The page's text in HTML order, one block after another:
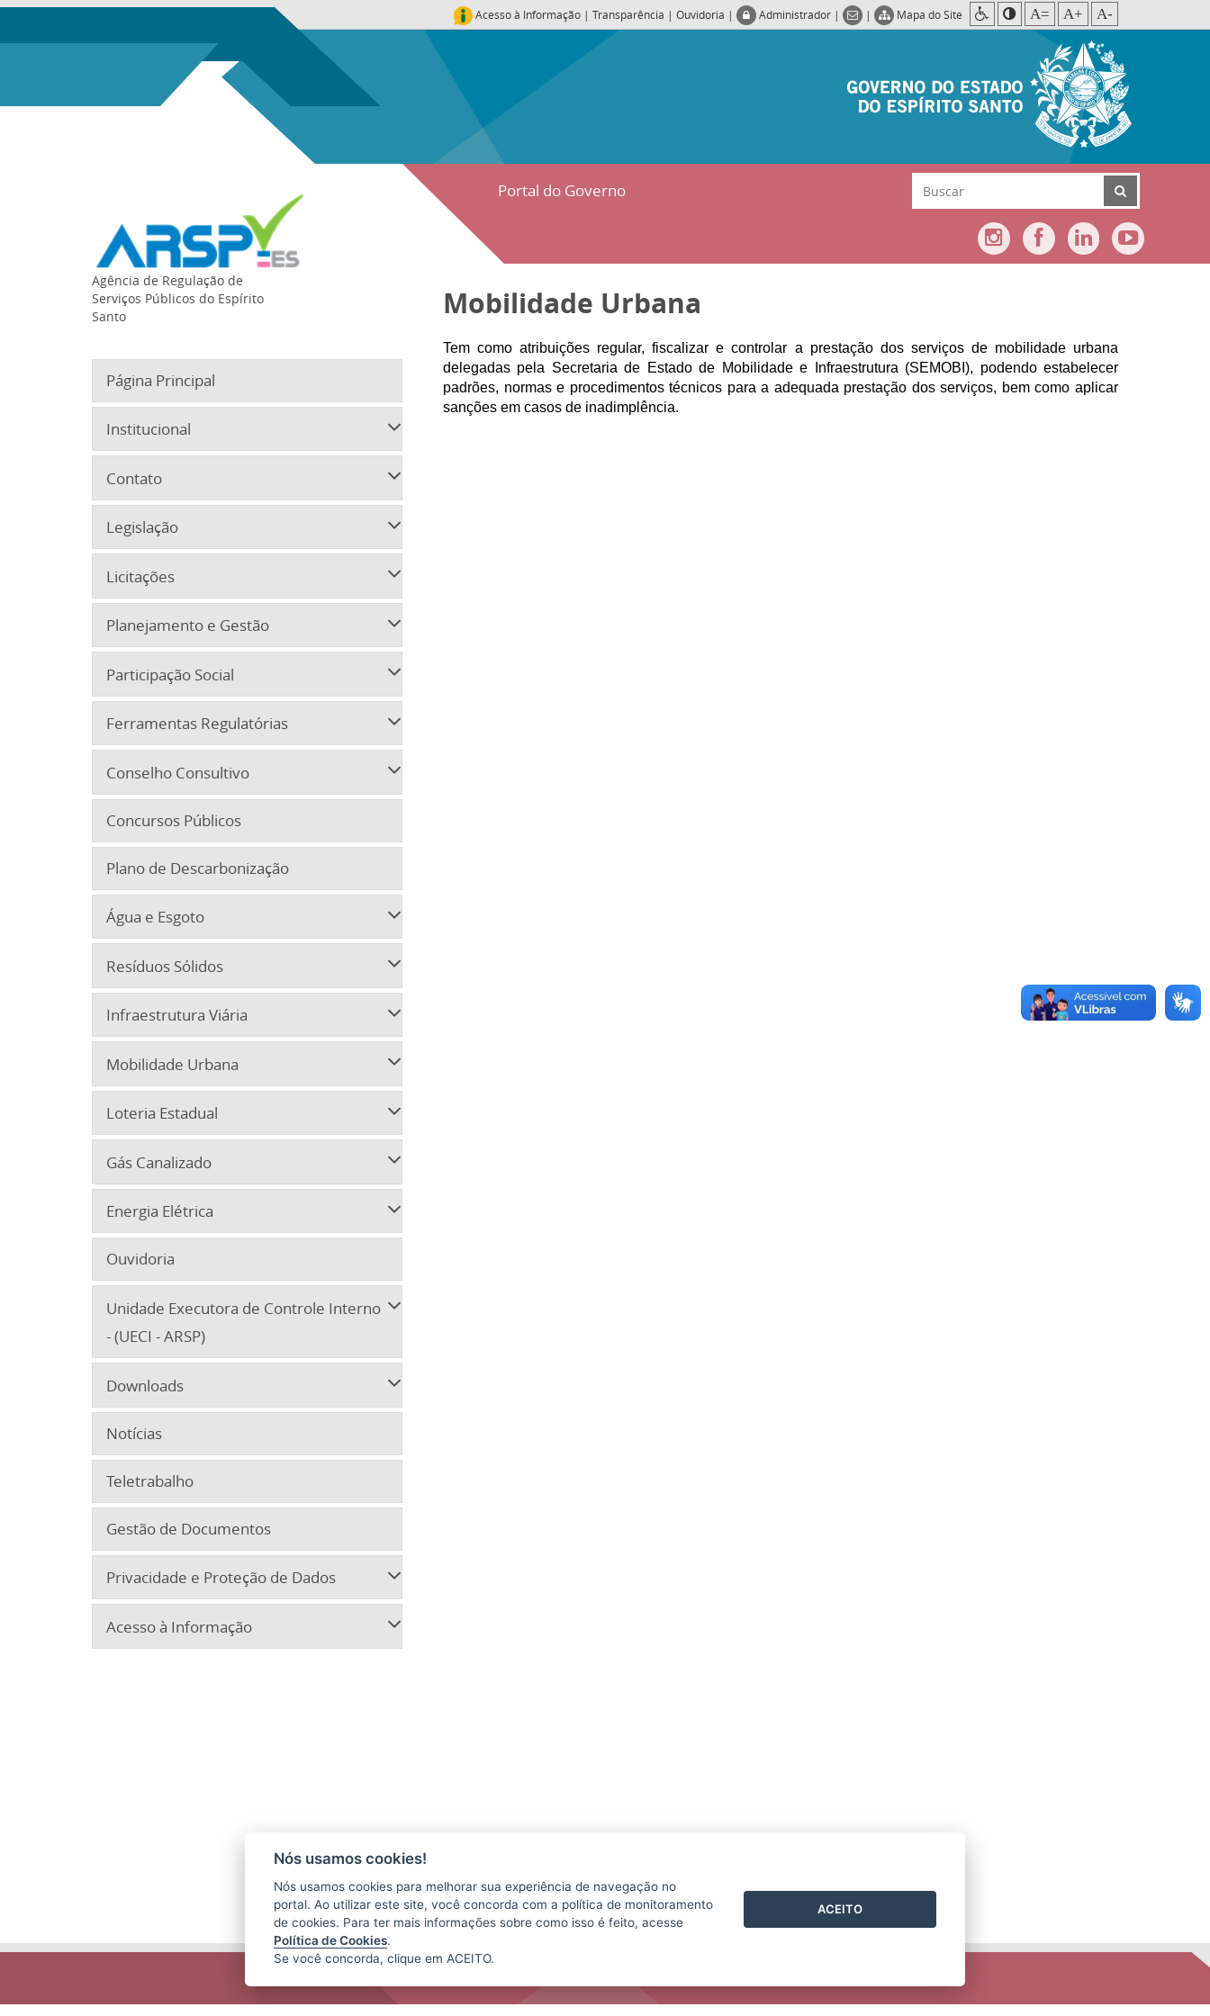
Acesso à Informação | Transparência | Ouvidoria | Administrador | | Mapa do Site A= A+ A-
Portal do Governo
Agência de Regulação de
Serviços Públicos do Espírito
Santo
Página Principal
Institucional
Contato
Legislação
Licitações
Planejamento e Gestão
Participação Social
Ferramentas Regulatórias
Conselho Consultivo
Concursos Públicos
Plano de Descarbonização
Água e Esgoto
Resíduos Sólidos
Infraestrutura Viária
Mobilidade Urbana
Loteria Estadual
Gás Canalizado
Energia Elétrica
Ouvidoria
Unidade Executora de Controle Interno
- (UECI - ARSP)
Downloads
Notícias
Teletrabalho
Gestão de Documentos
Privacidade e Proteção de Dados
Acesso à Informação
Mobilidade Urbana
Tem como atribuições regular, fiscalizar e controlar a prestação dos serviços de mobilidade urbana
delegadas pela Secretaria de Estado de Mobilidade e Infraestrutura (SEMOBI), podendo estabelecer
padrões, normas e procedimentos técnicos para a adequada prestação dos serviços, bem como aplicar
sanções em casos de inadimplência.
Nós usamos cookies!
Nós usamos cookies para melhorar sua experiência de navegação no
portal. Ao utilizar este site, você concorda com a política de monitoramento
de cookies. Para ter mais informações sobre como isso é feito, acesse
Política de Cookies.
Se você concorda, clique em ACEITO.
ACEITO